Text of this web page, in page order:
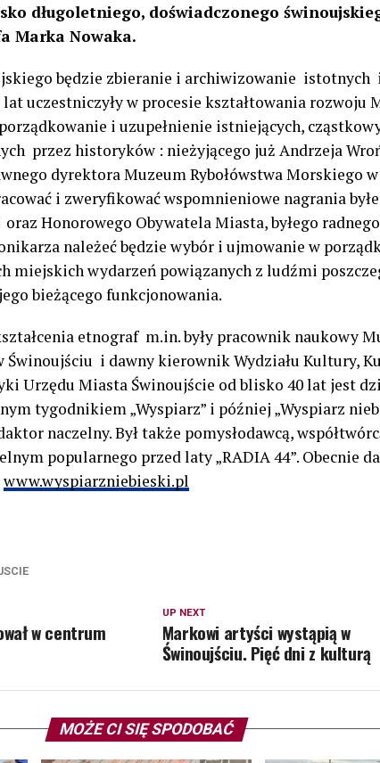
długoletniego, doświadczonego
Marka Nowaka.
będzie zbieranie i archiwizowanie
uczestniczyły w procesie kształtowania rozwoju
i uzupełnienie istniejących,
przez historyków : nieżyjącego już Andrzeja
dyrektora Muzeum Rybołówstwa Morskiego
i zweryfikować wspomnieniowe nagrania
Honorowego Obywatela Miasta, byłego
należeć będzie wybór i ujmowanie w
miejskich wydarzeń powiązanych z ludźmi
bieżącego funkcjonowania.
etnograf m.in. były pracownik naukowy
Świnoujściu i dawny kierownik Wydziału Kultury,
Urzędu Miasta Świnoujście od blisko 40 lat jest
tygodnikiem „Wyspiarz” i później „Wyspiarz
naczelny. Był także pomysłodawcą,
popularnego przed laty „RADIA 44”. Obecnie
www.wyspiarzniebieski.pl
UP NEXT
Markowi artyści wystąpią w
Świnoujściu. Pięć dni z kulturą
w centrum
MOŻE CI SIĘ SPODOBAĆ